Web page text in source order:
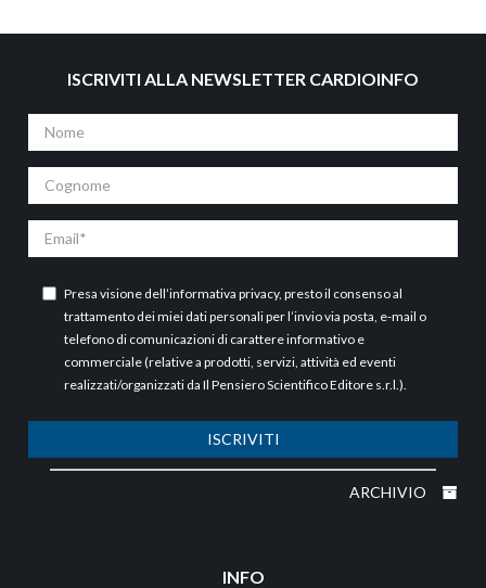
ISCRIVITI ALLA NEWSLETTER CARDIOINFO
Nome
Cognome
Email
Presa visione dell’informativa privacy, presto il consenso al
trattamento dei miei dati personali per l’invio via posta, e-mail o
telefono di comunicazioni di carattere informativo e
commerciale (relative a prodotti, servizi, attività ed eventi
realizzati/organizzati da Il Pensiero Scientifico Editore s.r.l.).
ISCRIVITI
ARCHIVIO
INFO